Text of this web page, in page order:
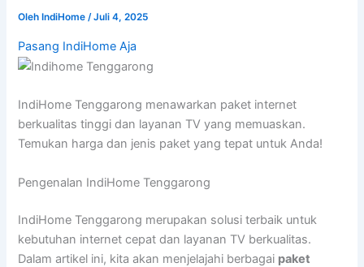
Oleh IndiHome/Juli 4, 2025
Pasang IndiHome Aja
IndiHome Tenggarong menawarkan paket internet
berkualitas tinggi dan layanan TV yang memuaskan.
Temukan harga dan jenis paket yang tepat untuk Anda!
Pengenalan IndiHome Tenggarong
IndiHome Tenggarong merupakan solusi terbaik untuk
kebutuhan internet cepat dan layanan TV berkualitas.
Dalam artikel ini, kita akan menjelajahi berbagai paket